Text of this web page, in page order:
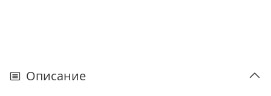
Описание